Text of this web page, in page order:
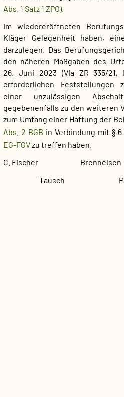
Abs. 1 Satz 1 ZPO).
Im wiedereröffneten
Kläger Gelegenheit haben,
darzulegen. Das
den näheren Maßgaben des
26. Juni 2023 (VIa ZR 335/21,
erforderlichen
Feststellungen
einer unzulässigen
gegebenenfalls zu den weiteren
zum Umfang einer Haftung der
Abs. 2 BGB in Verbindung mit § 6
EG-FGVzu treffen haben.
C. Fischer
Tausch